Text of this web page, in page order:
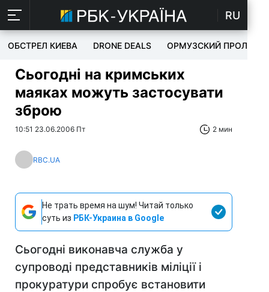
RU
ОБСТРЕЛ КИЕВА DRONE DEALS ОРМУЗСКИЙ ПРОЛИВ
Сьогодні на кримських
маяках можуть застосувати
зброю
10:51 23.06.2006 Пт 2 мин
RBC.UA
Не трать время на шум! Читай только
суть из РБК-Украина в Google
Сьогодні виконавча служба у
супроводі представників міліції і
прокуратури спробує встановити